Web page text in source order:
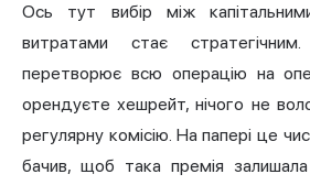
Ось тут вибір між
витратами стає
перетворює всю операцію на
орендуєте хешрейт, нічого не
регулярну комісію. На папері це
бачив, щоб така премія